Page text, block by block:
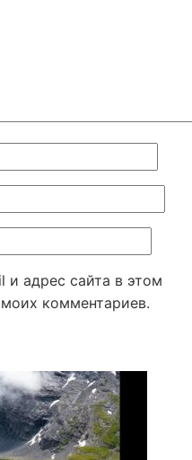
и адрес сайта в этом
комментариев.